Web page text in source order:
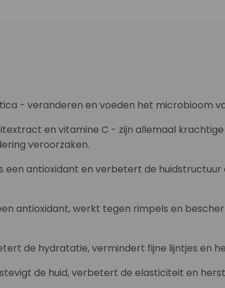
- veranderen en voeden het microbioom
en vitamine C - zijn allemaal
veroorzaken.
een antioxidant en verbetert de
antioxidant, werkt tegen rimpels en
de hydratatie, vermindert fijne lijntjes en
de huid, verbetert de elasticiteit en